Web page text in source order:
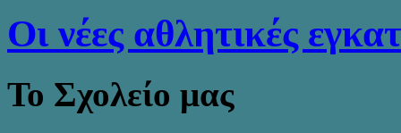
Οι νέες αθλητικές
Το Σχολείο μας